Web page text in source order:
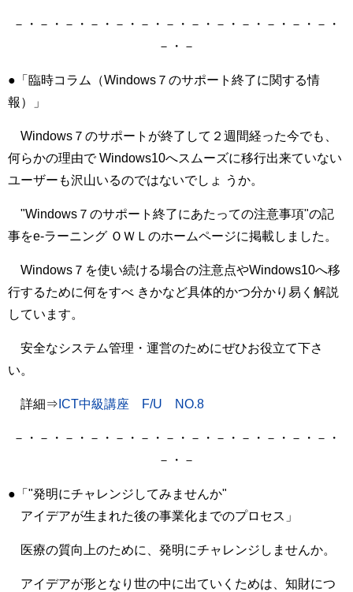
－・－・－・－・－・－・－・－・－・－・－・－・－・
－・－
●「臨時コラム（Windows７のサポート終了に関する情
報）」
Windows７のサポートが終了して２週間経った今でも、
何らかの理由で Windows10へスムーズに移行出来ていない
ユーザーも沢山いるのではないでしょ うか。
"Windows７のサポート終了にあたっての注意事項"の記
事をe-ラーニング ＯＷＬのホームページに掲載しました。
Windows７を使い続ける場合の注意点やWindows10へ移
行するために何をすべ きかなど具体的かつ分かり易く解説
しています。
安全なシステム管理・運営のためにぜひお役立て下さ
い。
詳細⇒ ICT中級講座 F/U NO.8
－・－・－・－・－・－・－・－・－・－・－・－・－・
－・－
●「"発明にチャレンジしてみませんか"
アイデアが生まれた後の事業化までのプロセス」
医療の質向上のために、発明にチャレンジしませんか。
アイデアが形となり世の中に出ていくためは、知財につ